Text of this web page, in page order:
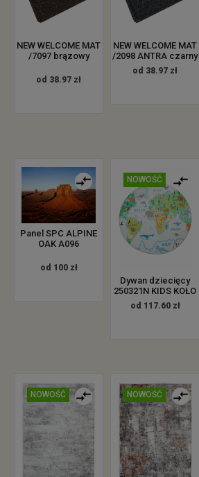
NEW WELCOME MAT
/7097 brązowy
od 38.97 zł
NEW WELCOME MAT
/2098 ANTRA czarny
od 38.97 zł
Panel SPC ALPINE
OAK A096
od 100 zł
NOWOŚĆ
Dywan dziecięcy
250321N KIDS KOŁO
od 117.60 zł
NOWOŚĆ NOWOŚĆ